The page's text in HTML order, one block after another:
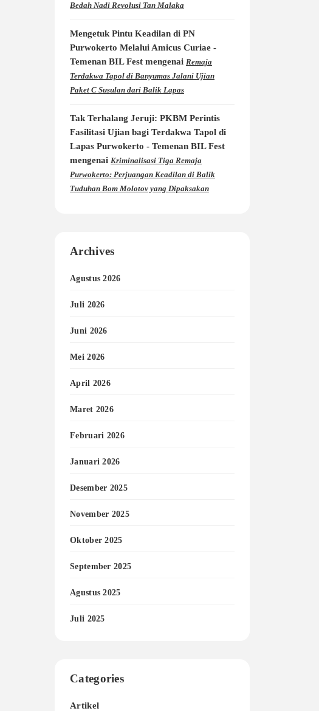
Bedah Nadi Revolusi Tan Malaka
Mengetuk Pintu Keadilan di PN
Purwokerto Melalui Amicus Curiae -
Temenan BIL Fest mengenai Remaja
Terdakwa Tapol di Banyumas Jalani Ujian
Paket C Susulan dari Balik Lapas
Tak Terhalang Jeruji: PKBM Perintis
Fasilitasi Ujian bagi Terdakwa Tapol di
Lapas Purwokerto - Temenan BIL Fest
mengenai Kriminalisasi Tiga Remaja
Purwokerto: Perjuangan Keadilan di Balik
Tuduhan Bom Molotov yang Dipaksakan
Archives
Agustus 2026
Juli 2026
Juni 2026
Mei 2026
April 2026
Maret 2026
Februari 2026
Januari 2026
Desember 2025
November 2025
Oktober 2025
September 2025
Agustus 2025
Juli 2025
Categories
Artikel